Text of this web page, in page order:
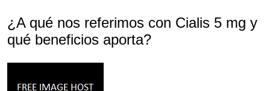
¿A qué nos referimos con Cialis 5 mg y
qué beneficios aporta?